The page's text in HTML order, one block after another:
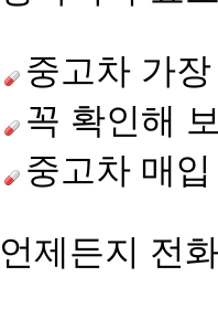
중고차 가장
꼭 확인해
중고차 매입
언제든지
전